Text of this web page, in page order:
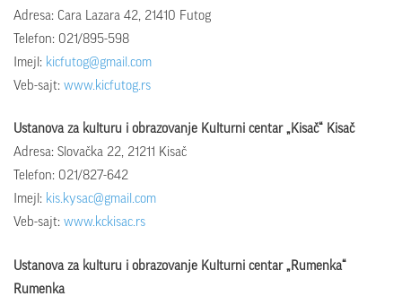
Adresa: Cara Lazara 42, 21410 Futog
Telefon: 021/895-598
Imejl: kicfutog@gmail.com
Veb-sajt: www.kicfutog.rs
Ustanova za kulturu i obrazovanje Kulturni centar „Kisač“ Kisač
Adresa: Slovačka 22, 21211 Kisač
Telefon: 021/827-642
Imejl: kis.kysac@gmail.com
Veb-sajt: www.kckisac.rs
Ustanova za kulturu i obrazovanje Kulturni centar „Rumenka“
Rumenka